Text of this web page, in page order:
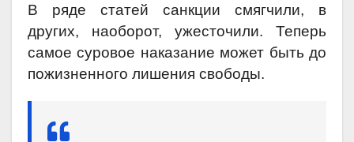
В ряде статей санкции смягчили, в
других, наоборот, ужесточили. Теперь
самое суровое наказание может быть до
пожизненного лишения свободы.